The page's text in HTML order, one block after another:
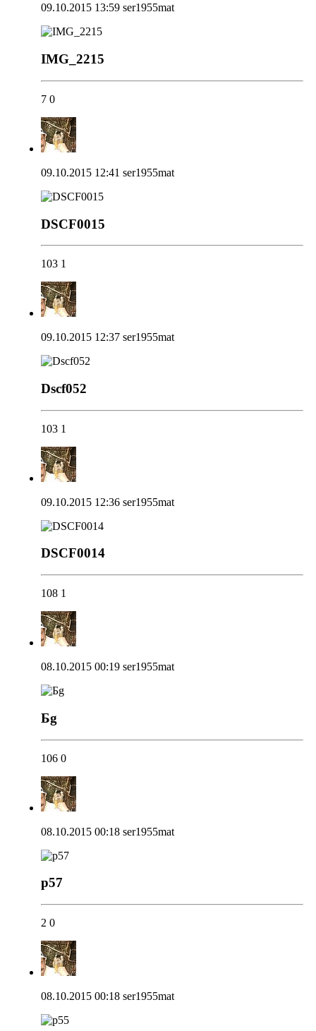
09.10.2015 13:59 ser1955mat
IMG_2215
7 0
09.10.2015 12:41 ser1955mat
DSCF0015
103 1
09.10.2015 12:37 ser1955mat
Dscf052
103 1
09.10.2015 12:36 ser1955mat
DSCF0014
108 1
08.10.2015 00:19 ser1955mat
Бg
106 0
08.10.2015 00:18 ser1955mat
p57
2 0
08.10.2015 00:18 ser1955mat